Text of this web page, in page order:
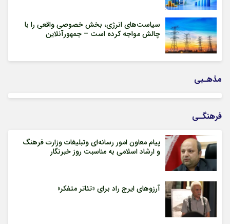
سیاست‌های انرژی، بخش خصوصی واقعی را با
چالش مواجه کرده است – جمهورآنلاین
مذهـبی
فرهنگـی
پیام معاون امور رسانه‌ای وتبلیغات وزارت فرهنگ
و ارشاد اسلامی به مناسبت روز خبرنگار
آرزوهای ایرج راد برای «تئاتر متفکر»